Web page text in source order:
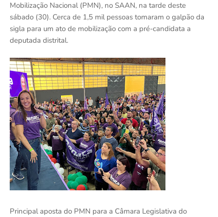
Mobilização Nacional (PMN), no SAAN, na tarde deste
sábado (30). Cerca de 1,5 mil pessoas tomaram o galpão da
sigla para um ato de mobilização com a pré-candidata a
deputada distrital.
Principal aposta do PMN para a Câmara Legislativa do